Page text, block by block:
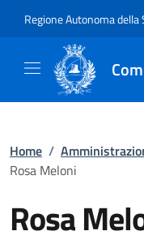
Regione Autonoma della
Home /
Rosa Meloni
Rosa